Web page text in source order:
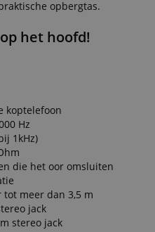
opbergtas.
het hoofd!
koptelefoon
Hz
1kHz)
die het oor omsluiten
meer dan 3,5 m
jack
stereo jack